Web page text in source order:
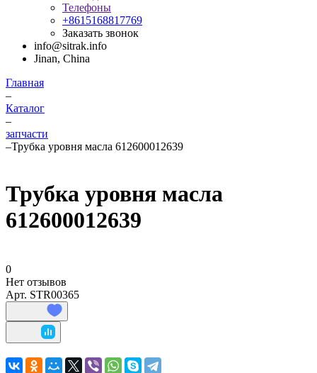
Телефоны
+8615168817769
Заказать звонок
info@sitrak.info
Jinan, China
Главная
–
Каталог
–
запчасти
–Трубка уровня масла 612600012639
Трубка уровня масла
612600012639
0
Нет отзывов
Арт. STR00365